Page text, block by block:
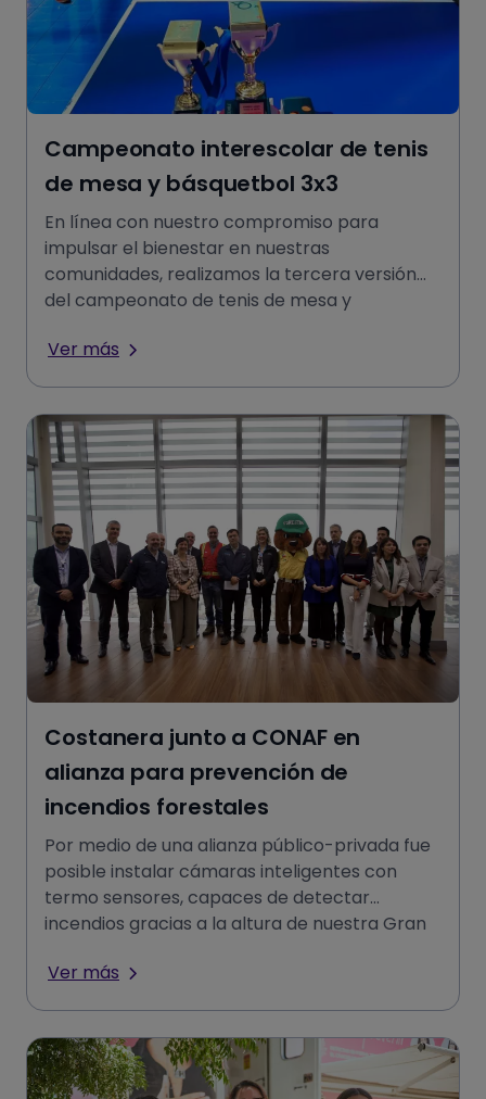
Campeonato interescolar de tenis
de mesa y básquetbol 3x3
En línea con nuestro compromiso para
impulsar el bienestar en nuestras
comunidades, realizamos la tercera versión
del campeonato de tenis de mesa y
COMUDEF;
Ver más
Costanera junto a CONAF en
alianza para prevención de
incendios forestales
Por medio de una alianza público-privada fue
posible instalar cámaras inteligentes con
termo sensores, capaces de detectar
incendios gracias a la altura de nuestra Gran
Ver más